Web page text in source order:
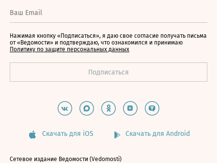
Нажимая кнопку «Подписаться», я даю свое согласие получать письма
от «Ведомости» и подтверждаю, что ознакомился и принимаю
Политику по защите персональных данных
Скачать для iOS Скачать для Android
Сетевое издание Ведомости (Vedomosti)